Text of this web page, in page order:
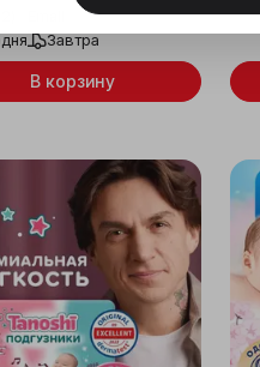
Завтра
В корзину